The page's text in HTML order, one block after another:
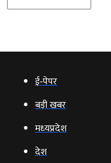
ई‑पेपर
बड़ी खबर
मध्‍यप्रदेश
देश